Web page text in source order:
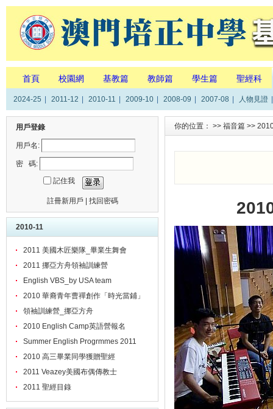
首頁 校園網 基教篇 教師篇 學生篇 聖經科
2024-25 2011-12 2010-11 2009-10 2008-09 2007-08 人物見證
用戶登錄
用戶名:
密 碼:
記住我
註冊新用戶 找回密碼
2010-11
2011 美國木匠樂隊_畢業生舞會
2011 挪亞方舟領袖訓練營
English VBS_by USA team
2010 華裔青年曹禪創作「時光當鋪」
領袖訓練營_挪亞方舟
2010 English Camp英語營報名
Summer English Progrmmes 2011
2010 高三畢業同學獲贈聖經
2011 Veazey美國布偶傳教士
2011 聖經目錄
你的位置： >> 福音篇 >>